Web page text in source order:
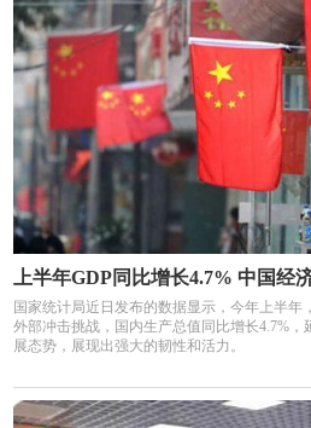
上半年GDP同比增长4.7% 中国经
国家统计局近日发布的数据显示，今年上半年
外部冲击挑战，国内生产总值同比增长4.7%
展态势，展现出强大的韧性和活力。